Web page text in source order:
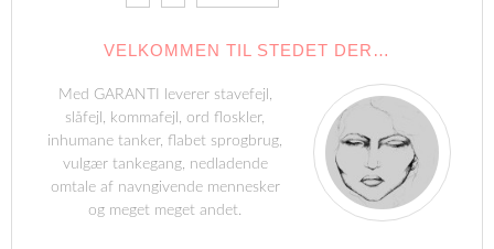
VELKOMMEN TIL STEDET DER…
Med GARANTI leverer stavefejl,
slåfejl, kommafejl, ord floskler,
inhumane tanker, flabet sprogbrug,
vulgær tankegang, nedladende
omtale af navngivende mennesker
og meget meget andet.